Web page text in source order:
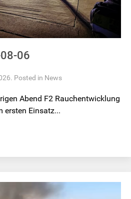
06
Posted in News
Abend F2 Rauchentwicklung
ersten Einsatz...